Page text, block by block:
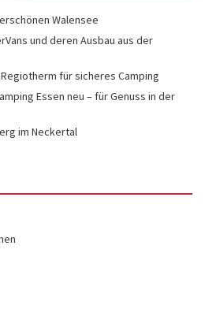
Walensee
und deren Ausbau aus der
für sicheres Camping
Essen neu – für Genuss in der
im Neckertal